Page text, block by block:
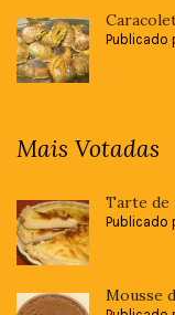
Publicado
Mais Votadas
Tarte de
Publicado
Mousse